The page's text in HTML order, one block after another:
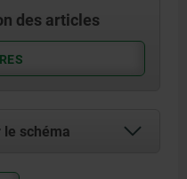
des articles
schéma